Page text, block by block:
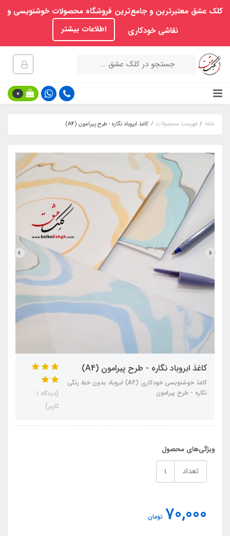
کلک عشق معتبرترین و جامع‌ترین فروشگاه محصولات خوشنویسی و
نقاشی خودکاری
اطلاعات بیشتر
0
خانه فهرست محصولات کاغذ ابروباد نگاره - طرح پیرامون (A4)
کاغذ ابروباد نگاره - طرح پیرامون (A4)
کاغذ خوشنویسی خودکاری (A4) ابروباد بدون خط رنگی
نگاره - طرح پیرامون
(دیدگاه 1
کاربر)
ویژگی‌های محصول
تعداد
70,000 تومان